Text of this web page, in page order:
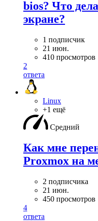
bios? Что
экране?
1 подписчик
21 июн.
410 просмотров
2
ответа
Linux
+1 ещё
Средний
Как мне
Proxmox на
2 подписчика
21 июн.
450 просмотров
4
ответа